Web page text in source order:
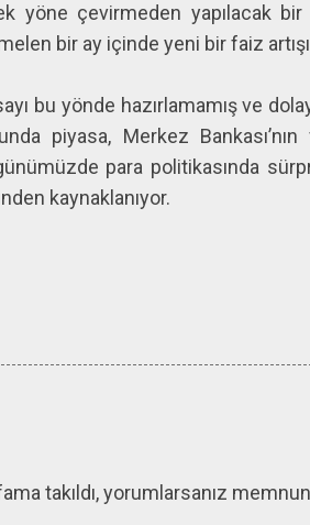
çevirmeden yapılacak bir
bir ay içinde yeni bir faiz
bu yönde hazırlamamış ve
piyasa, Merkez
para politikasında
kaynaklanıyor.
takıldı, yorumlarsanız